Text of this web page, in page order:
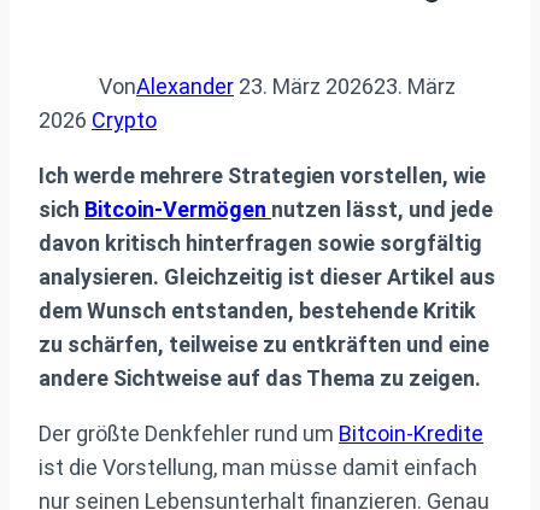
VonAlexander 23. März 202623. März
2026 Crypto
Ich werde mehrere Strategien vorstellen, wie
sich Bitcoin-Vermögen nutzen lässt, und jede
davon kritisch hinterfragen sowie sorgfältig
analysieren. Gleichzeitig ist dieser Artikel aus
dem Wunsch entstanden, bestehende Kritik
zu schärfen, teilweise zu entkräften und eine
andere Sichtweise auf das Thema zu zeigen.
Der größte Denkfehler rund um Bitcoin-Kredite
ist die Vorstellung, man müsse damit einfach
nur seinen Lebensunterhalt finanzieren. Genau